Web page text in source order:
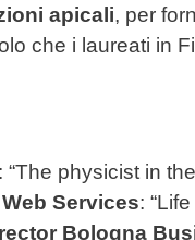
apicali, per
che i laureati in
: “The physicist in
Services:
Bologna